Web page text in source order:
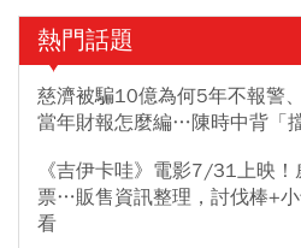
熱門話題
慈濟被騙10億為何5年不報警
當年財報怎麼編…陳時中背「
《吉伊卡哇》電影7/31上映
票…販售資訊整理，討伐棒+
看